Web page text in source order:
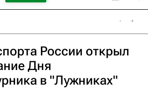
России открыл
Дня
в "Лужниках"